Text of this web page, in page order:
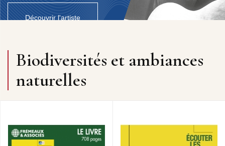
Découvrir l'artiste
Biodiversités et ambiances
naturelles